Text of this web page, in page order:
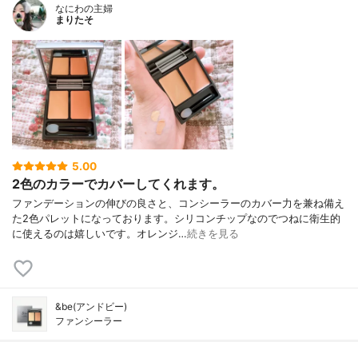
なにわの主婦
まりたそ
5.00
2色のカラーでカバーしてくれます。
ファンデーションの伸びの良さと、コンシーラーのカバー力を兼ね備え
た2色パレットになっております。シリコンチップなのでつねに衛生的
に使えるのは嬉しいです。オレンジ…続きを見る
&be(アンドビー)
ファンシーラー